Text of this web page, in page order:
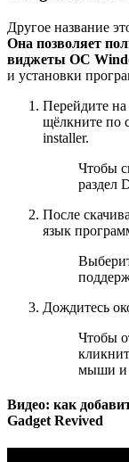
Другое название
Она позволяет
виджеты ОС
и установки
Перейдите
щёлкните по
installer.
Чтобы
раздел
После
язык
Дождитесь
Чтобы
мыши и
Видео: как
Gadget Revived